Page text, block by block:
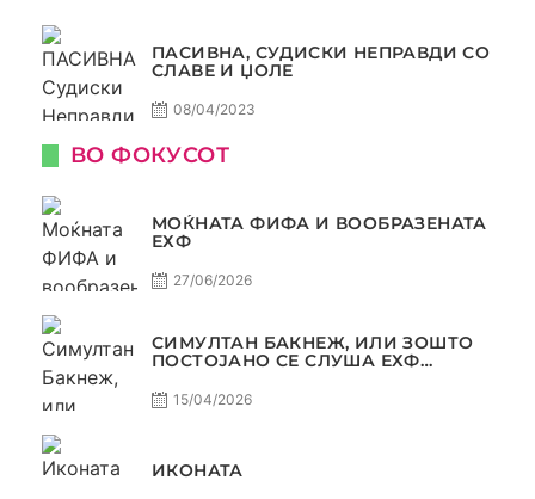
ПАСИВНА, СУДИСКИ НЕПРАВДИ СО
СЛАВЕ И ЏОЛЕ
08/04/2023
ВО ФОКУСОТ
МОЌНАТА ФИФА И ВООБРАЗЕНАТА
ЕХФ
27/06/2026
СИМУЛТАН БАКНЕЖ, ИЛИ ЗОШТО
ПОСТОЈАНО СЕ СЛУША ЕХФ
15/04/2026
ИКОНАТА